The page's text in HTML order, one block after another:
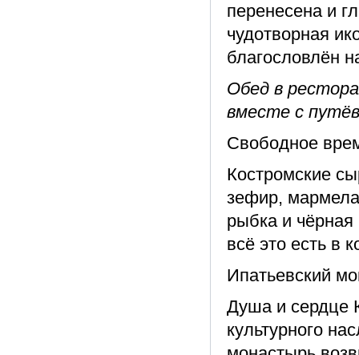
перенесена и
чудотворная
благословлён
Обед в
вместе с
Свободное
Костромские
зефир,
рыбка и
всё это есть в
Ипатьевский
Душа и сердце
культурного